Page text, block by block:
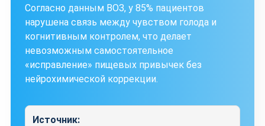
Согласно данным ВОЗ, у 85% пациентов
нарушена связь между чувством голода и
когнитивным контролем, что делает
невозможным самостоятельное
«исправление» пищевых привычек без
нейрохимической коррекции.
Источник: